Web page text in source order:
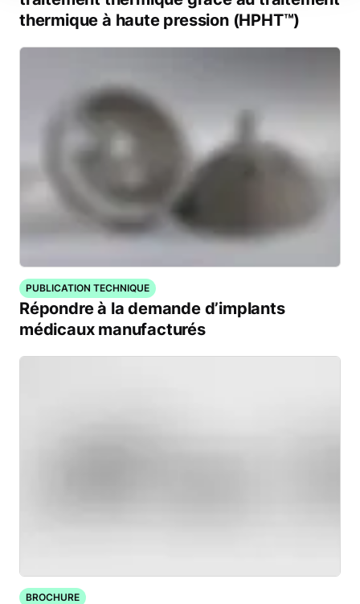
thermique à haute pression (HPHT™)
PUBLICATION TECHNIQUE
Répondre à la demande d’implants
médicaux manufacturés
BROCHURE